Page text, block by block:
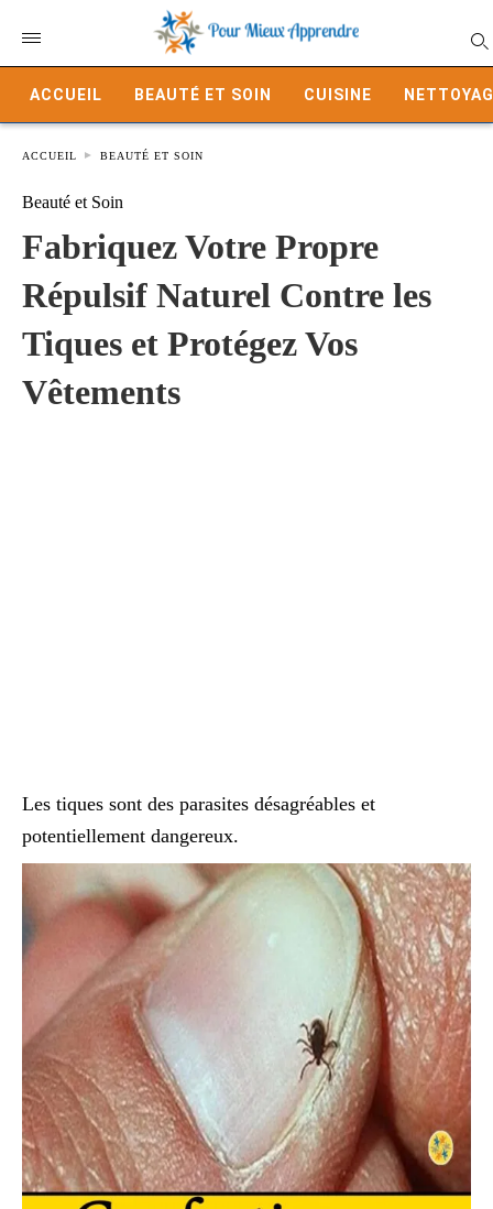
ACCUEIL BEAUTÉ ET SOIN CUISINE
ACCUEIL BEAUTÉ ET SOIN
Beauté et Soin
Fabriquez Votre Propre
Répulsif Naturel Contre les
Tiques et Protégez Vos
Vêtements
Les tiques sont des parasites désagréables et
potentiellement dangereux.